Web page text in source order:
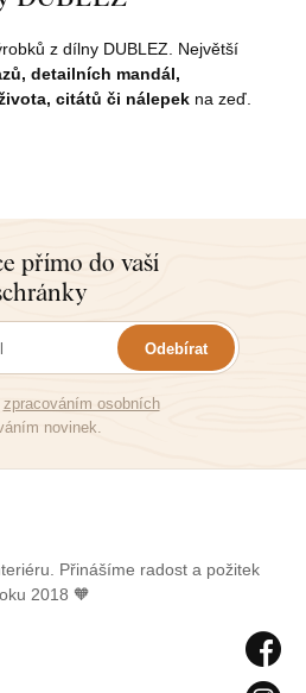
z dílny DUBLEZ. Největší
detailních mandál,
citátů či nálepek na zeď.
přímo do vaší
Odebírat
zpracováním osobních
novinek.
Přinášíme radost a požitek
2018 🧡